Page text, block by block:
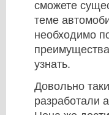
сможете
теме
необходимо
узнать.
Довольно
разработали